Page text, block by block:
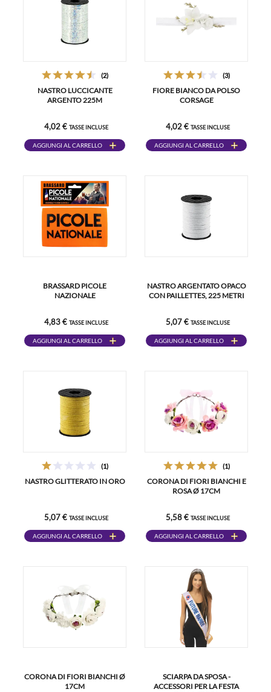
(2)
NASTRO LUCCICANTE
ARGENTO 225M
4,02 € TASSE INCLUSE
AGGIUNGI AL CARRELLO
(3)
FIORE BIANCO DA POLSO
CORSAGE
4,02 € TASSE INCLUSE
AGGIUNGI AL CARRELLO
BRASSARD PICOLE
NAZIONALE
4,83 € TASSE INCLUSE
AGGIUNGI AL CARRELLO
NASTRO ARGENTATO OPACO
CON PAILLETTES, 225 METRI
5,07 € TASSE INCLUSE
AGGIUNGI AL CARRELLO
(1)
NASTRO GLITTERATO IN ORO
5,07 € TASSE INCLUSE
AGGIUNGI AL CARRELLO
(1)
CORONA DI FIORI BIANCHI E
ROSA Ø 17CM
5,58 € TASSE INCLUSE
AGGIUNGI AL CARRELLO
CORONA DI FIORI BIANCHI Ø
17CM
SCIARPA DA SPOSA -
ACCESSORI PER LA FESTA